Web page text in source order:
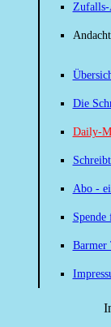
Zufalls-
Die
Daily-
Abo -
Barmer